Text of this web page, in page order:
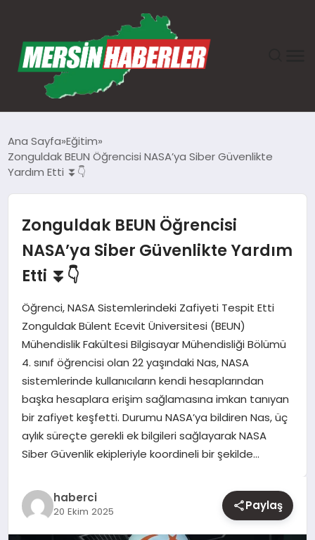
GÜNDEM
TEKNOLOJI
SPOR
YAŞAM
EĞITIM
Ana Sayfa Eğitim
Zonguldak BEUN Öğrencisi NASA’ya Siber Güvenlikte
Yardım Etti ⏬👇
Zonguldak BEUN Öğrencisi
NASA’ya Siber Güvenlikte Yardım
Etti ⏬👇
Öğrenci, NASA Sistemlerindeki Zafiyeti Tespit Etti
Zonguldak Bülent Ecevit Üniversitesi (BEUN)
Mühendislik Fakültesi Bilgisayar Mühendisliği Bölümü
4. sınıf öğrencisi olan 22 yaşındaki Nas, NASA
sistemlerinde kullanıcıların kendi hesaplarından
başka hesaplara erişim sağlamasına imkan tanıyan
bir zafiyet keşfetti. Durumu NASA’ya bildiren Nas, üç
aylık süreçte gerekli ek bilgileri sağlayarak NASA
Siber Güvenlik ekipleriyle koordineli bir şekilde…
haberci
20 Ekim 2025 Paylaş